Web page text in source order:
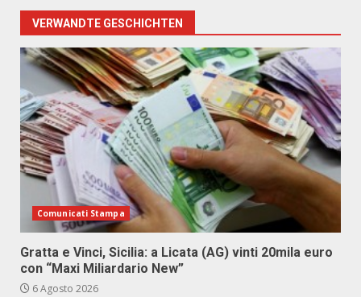
VERWANDTE GESCHICHTEN
Comunicati Stampa
Gratta e Vinci, Sicilia: a Licata (AG) vinti 20mila euro
con “Maxi Miliardario New”
6 Agosto 2026